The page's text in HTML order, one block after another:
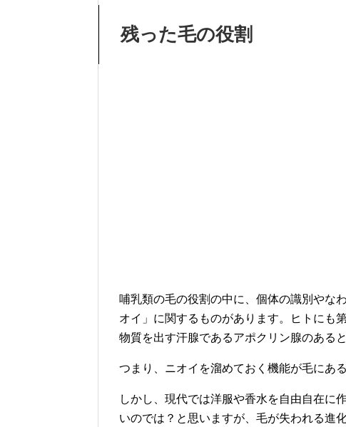
残った毛の役割
哺乳類の毛の役割の中に、個体の識別やな
オイ」に関するものがあります。ヒトにも
物質を出す汗腺であるアポクリン腺のある
つまり、ニオイを溜めておく機能が毛にあ
しかし、現代では洋服や香水を自由自在に
いのでは？と思いますが、毛が失われる進